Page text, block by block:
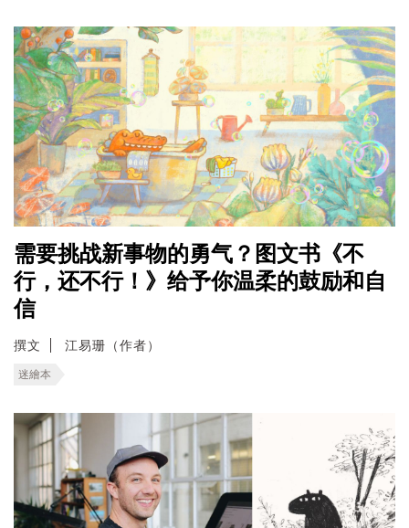
需要挑战新事物的勇气？图文书《不
行，还不行！》给予你温柔的鼓励和自
信
撰文 江易珊（作者）
迷繪本